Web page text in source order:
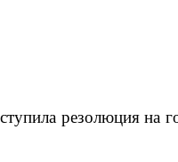
резолюция на